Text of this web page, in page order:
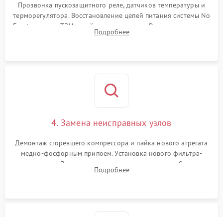
Прозвонка пускозащитного реле, датчиков температуры и
терморегулятора. Восстановление цепей питания системы No
Frost, включая ТЭН оттайки и вентилятор. Ремонт или замена
платы управления при сбоях алгоритмов.
Подробнее
4. Замена неисправных узлов
Демонтаж сгоревшего компрессора и пайка нового агрегата
медно-фосфорным припоем. Установка нового фильтра-
осушителя. Замена изношенных вентиляторов обдува,
сломанных заслонок или поврежденных дверных петель.
Подробнее